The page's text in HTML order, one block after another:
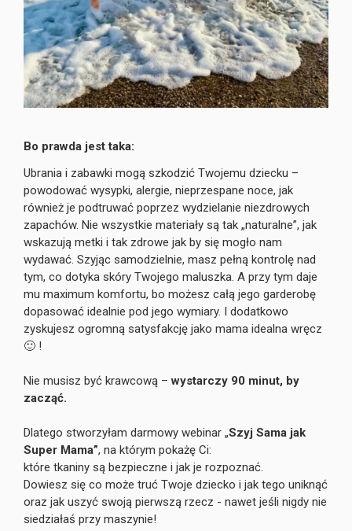
Bo prawda jest taka:
Ubrania i zabawki mogą szkodzić Twojemu dziecku –
powodować wysypki, alergie, nieprzespane noce, jak
również je podtruwać poprzez wydzielanie niezdrowych
zapachów. Nie wszystkie materiały są tak „naturalne”, jak
wskazują metki i tak zdrowe jak by się mogło nam
wydawać. Szyjąc samodzielnie, masz pełną kontrolę nad
tym, co dotyka skóry Twojego maluszka. A przy tym daje
mu maximum komfortu, bo możesz całą jego garderobę
dopasować idealnie pod jego wymiary. I dodatkowo
zyskujesz ogromną satysfakcję jako mama idealna wręcz
🙂 !
Nie musisz być krawcową –wystarczy 90 minut, by
zacząć.
Dlatego stworzyłam darmowy webinar „Szyj Sama jak
Super Mama”, na którym pokażę Ci:
które tkaniny są bezpieczne i jak je rozpoznać.
Dowiesz się co może truć Twoje dziecko i jak tego uniknąć
oraz jak uszyć swoją pierwszą rzecz - nawet jeśli nigdy nie
siedziałaś przy maszynie!